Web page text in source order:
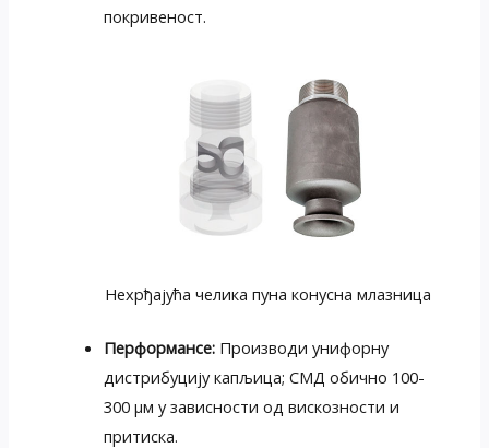
покривеност.
Нехрђајућа челика пуна конусна млазница
Перформансе: Производи унифорну
дистрибуцију капљица; СМД обично 100-
300 μм у зависности од вискозности и
притиска.